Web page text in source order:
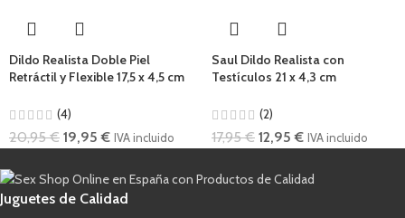
Dildo Realista Doble Piel
Retráctil y Flexible 17,5 x 4,5 cm
(4)
20,95€ 19,95€ IVA incluido
Saul Dildo Realista con
Testículos 21 x 4,3 cm
(2)
17,95€ 12,95€ IVA incluido
Juguetes de Calidad